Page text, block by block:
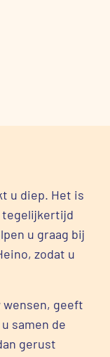
u diep. Het is
tegelijkertijd
u graag bij
zodat u
wensen, geeft
samen de
gerust